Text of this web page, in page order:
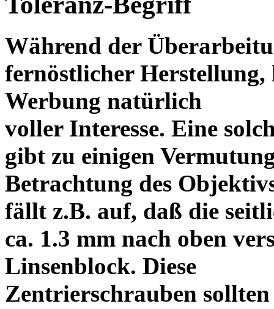
Während der
fernöstlicher Herstellung,
Werbung natürlich
voller Interesse. Eine
gibt zu einigen
Betrachtung des
fällt z.B. auf, daß die
ca. 1.3 mm nach oben
Linsenblock. Diese
Zentrierschrauben